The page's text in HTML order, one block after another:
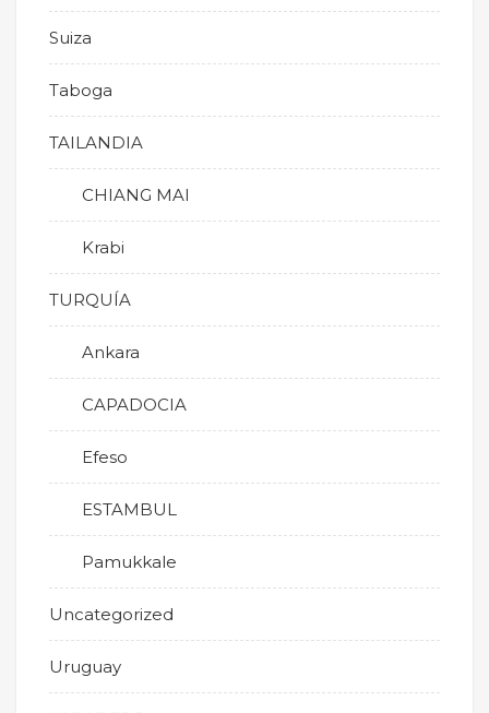
Suiza
Taboga
TAILANDIA
CHIANG MAI
Krabi
TURQUÍA
Ankara
CAPADOCIA
Efeso
ESTAMBUL
Pamukkale
Uncategorized
Uruguay